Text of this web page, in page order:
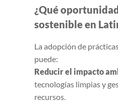
¿Qué
sostenible en
La adopción de
puede:
Reducir el impacto
tecnologías limpias y
recursos.